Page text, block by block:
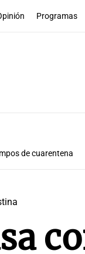
Programas
de cuarentena